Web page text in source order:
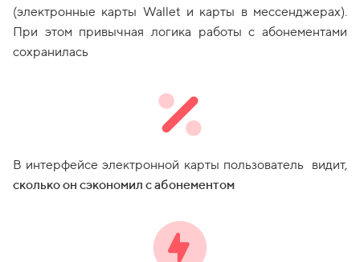
(электронные карты Wallet и карты в мессенджерах).
При этом привычная логика работы с абонементами
сохранилась
В интерфейсе электронной карты пользователь видит,
сколько он сэкономил с абонементом